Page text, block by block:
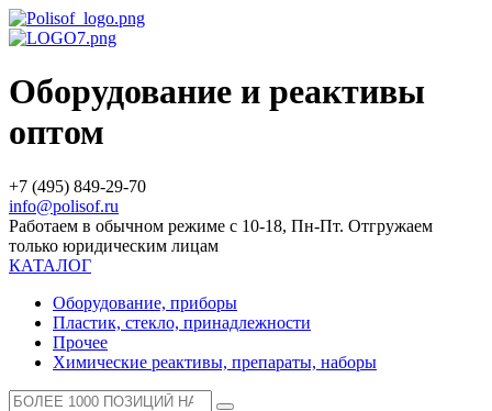
Оборудование и реактивы
оптом
+7 (495) 849-29-70
info@polisof.ru
Работаем в обычном режиме с 10-18, Пн-Пт. Отгружаем
только юридическим лицам
КАТАЛОГ
Оборудование, приборы
Пластик, стекло, принадлежности
Прочее
Химические реактивы, препараты, наборы